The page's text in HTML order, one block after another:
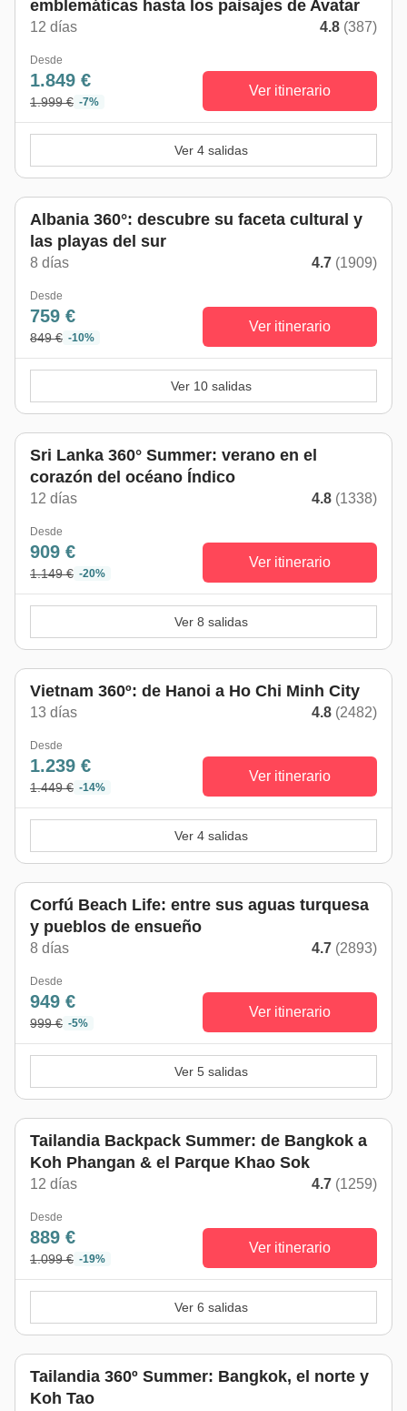
emblemáticas hasta los paisajes de Avatar
12 días 4.8 (387)
Desde
1.849 €
1.999 € -7%
Ver itinerario
Ver 4 salidas
Albania 360°: descubre su faceta cultural y
las playas del sur
8 días 4.7 (1909)
Desde
759 €
849 € -10%
Ver itinerario
Ver 10 salidas
De mayo a octubre
Sri Lanka 360° Summer: verano en el
corazón del océano Índico
12 días 4.8 (1338)
Desde
909 €
1.149 € -20%
Ver itinerario
Ver 8 salidas
Vietnam 360º: de Hanoi a Ho Chi Minh City
13 días 4.8 (2482)
Desde
1.239 €
1.449 € -14%
Ver itinerario
Ver 4 salidas
Corfú Beach Life: entre sus aguas turquesa
y pueblos de ensueño
8 días 4.7 (2893)
Desde
949 €
999 € -5%
Ver itinerario
Ver 5 salidas
Tailandia Backpack Summer: de Bangkok a
Koh Phangan & el Parque Khao Sok
12 días 4.7 (1259)
Desde
889 €
1.099 € -19%
Ver itinerario
Ver 6 salidas
De mayo a octubre
Tailandia 360º Summer: Bangkok, el norte y
Koh Tao